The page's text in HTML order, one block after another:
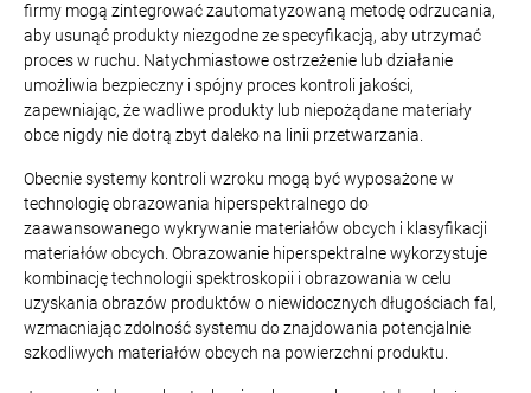
firmy mogą zintegrować zautomatyzowaną metodę odrzucania,
aby usunąć produkty niezgodne ze specyfikacją, aby utrzymać
proces w ruchu. Natychmiastowe ostrzeżenie lub działanie
umożliwia bezpieczny i spójny proces kontroli jakości,
zapewniając, że wadliwe produkty lub niepożądane materiały
obce nigdy nie dotrą zbyt daleko na linii przetwarzania.
Obecnie systemy kontroli wzroku mogą być wyposażone w
technologię obrazowania hiperspektralnego do
zaawansowanego wykrywanie materiałów obcych i klasyfikacji
materiałów obcych. Obrazowanie hiperspektralne wykorzystuje
kombinację technologii spektroskopii i obrazowania w celu
uzyskania obrazów produktów o niewidocznych długościach fal,
wzmacniając zdolność systemu do znajdowania potencjalnie
szkodliwych materiałów obcych na powierzchni produktu.